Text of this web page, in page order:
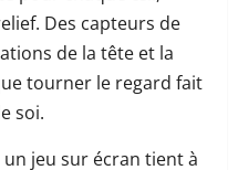
Des capteurs de
de la tête et la
tourner le regard fait
soi.
jeu sur écran tient à